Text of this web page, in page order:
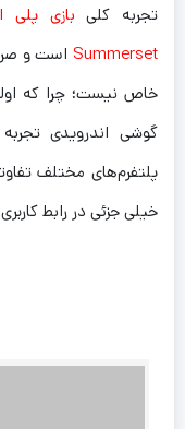
تجربه کلی
Summerset است و
خاص نیست؛ چرا که
گوشی اندرویدی
پلتفرم‌های مختلف
خیلی جزئی در رابط